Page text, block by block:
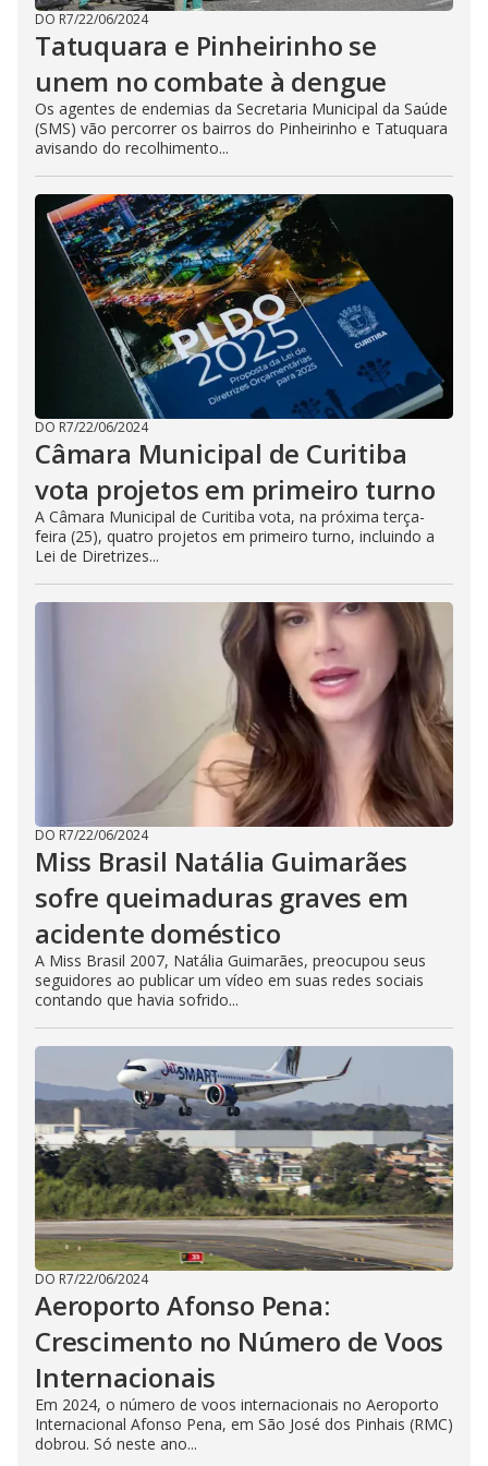
DO R7/22/06/2024
Tatuquara e Pinheirinho se
unem no combate à dengue
Os agentes de endemias da Secretaria Municipal da Saúde
(SMS) vão percorrer os bairros do Pinheirinho e Tatuquara
avisando do recolhimento...
DO R7/22/06/2024
Câmara Municipal de Curitiba
vota projetos em primeiro turno
A Câmara Municipal de Curitiba vota, na próxima terça-
feira (25), quatro projetos em primeiro turno, incluindo a
Lei de Diretrizes...
DO R7/22/06/2024
Miss Brasil Natália Guimarães
sofre queimaduras graves em
acidente doméstico
A Miss Brasil 2007, Natália Guimarães, preocupou seus
seguidores ao publicar um vídeo em suas redes sociais
contando que havia sofrido...
DO R7/22/06/2024
Aeroporto Afonso Pena:
Crescimento no Número de Voos
Internacionais
Em 2024, o número de voos internacionais no Aeroporto
Internacional Afonso Pena, em São José dos Pinhais (RMC)
dobrou. Só neste ano...